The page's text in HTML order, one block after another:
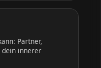
Partner,
dein innerer